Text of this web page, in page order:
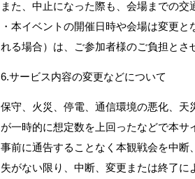
また、中止になった際も、会場までの
・本イベントの開催日時や会場は変更
れる場合）は、ご参加者様のご負担とさ
6.サービス内容の変更などについて
保守、火災、停電、通信環境の悪化、
が一時的に想定数を上回ったなどで本
事前に通告することなく本観戦会を中
失がない限り、中断、変更または終了に